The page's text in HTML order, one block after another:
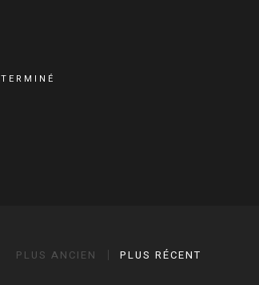
TERMINÉ
PLUS ANCIEN PLUS RÉCENT